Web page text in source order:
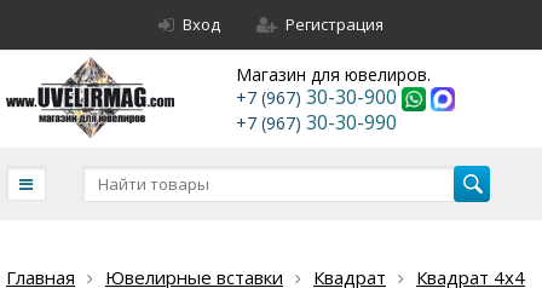
Вход Регистрация
Магазин для ювелиров.
+7 (967) 30-30-900
+7 (967) 30-30-990
Главная Ювелирные вставки Квадрат
Квадрат 4х4